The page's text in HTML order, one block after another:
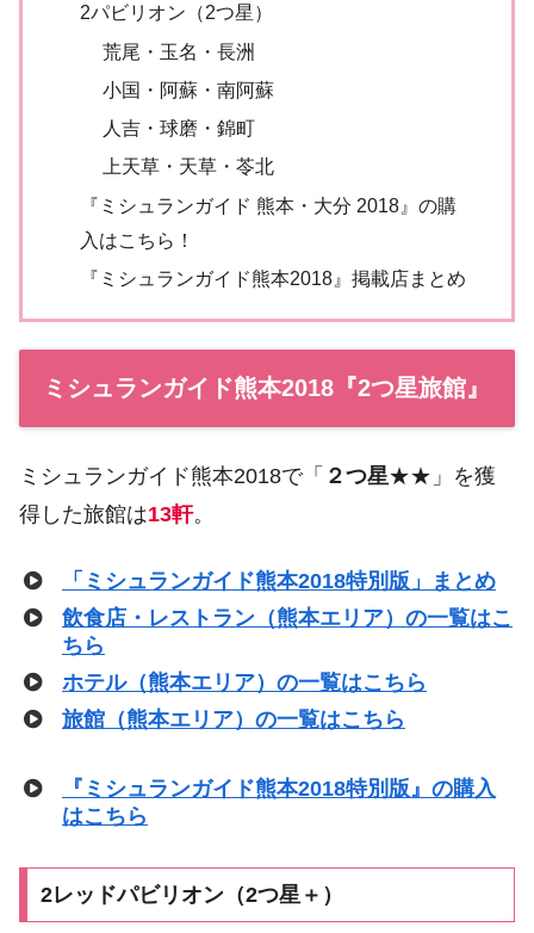
2パビリオン（2つ星）
荒尾・玉名・長洲
小国・阿蘇・南阿蘇
人吉・球磨・錦町
上天草・天草・苓北
『ミシュランガイド 熊本・大分 2018』の購
入はこちら！
『ミシュランガイド熊本2018』掲載店まとめ
ミシュランガイド熊本2018『2つ星旅館』
ミシュランガイド熊本2018で「 ２つ星★★」を獲
得した旅館は13軒。
「ミシュランガイド熊本2018特別版」まとめ
飲食店・レストラン（熊本エリア）の一覧はこ
ちら
ホテル（熊本エリア）の一覧はこちら
旅館（熊本エリア）の一覧はこちら
『ミシュランガイド熊本2018特別版』の購入
はこちら
2レッドパビリオン（2つ星＋）